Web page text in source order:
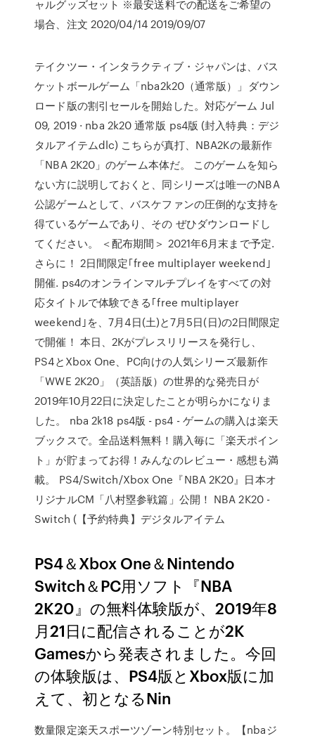
ャルグッズセット ※最安送料での配送をご希望の
場合、注文 2020/04/14 2019/09/07
テイクツー・インタラクティブ・ジャパンは、バス
ケットボールゲーム「nba2k20（通常版）」ダウン
ロード版の割引セールを開始した。対応ゲーム Jul
09, 2019 · nba 2k20 通常版 ps4版 (封入特典：デジ
タルアイテムdlc) こちらが真打、NBA2Kの最新作
「NBA 2K20」のゲーム本体だ。 このゲームを知ら
ない方に説明しておくと、同シリーズは唯一のNBA
公認ゲームとして、バスケファンの圧倒的な支持を
得ているゲームであり、その ぜひダウンロードし
てください。 ＜配布期間＞ 2021年6月末まで予定.
さらに！ 2日間限定｢free multiplayer weekend｣
開催. ps4のオンラインマルチプレイをすべての対
応タイトルで体験できる｢free multiplayer
weekend｣を、7月4日(土)と7月5日(日)の2日間限定
で開催！ 本日、2Kがプレスリリースを発行し、
PS4とXbox One、PC向けの人気シリーズ最新作
「WWE 2K20」（英語版）の世界的な発売日が
2019年10月22日に決定したことが明らかになりま
した。 nba 2k18 ps4版 - ps4 - ゲームの購入は楽天
ブックスで。全品送料無料！購入毎に「楽天ポイン
ト」が貯まってお得！みんなのレビュー・感想も満
載。 PS4/Switch/Xbox One『NBA 2K20』日本オ
リジナルCM「八村塁参戦篇」公開！ NBA 2K20 -
Switch (【予約特典】デジタルアイテム
PS4＆Xbox One＆Nintendo
Switch＆PC用ソフト『NBA
2K20』の無料体験版が、2019年8
月21日に配信されることが2K
Gamesから発表されました。今回
の体験版は、PS4版とXbox版に加
えて、初となるNin
数量限定楽天スポーツゾーン特別セット。【nbaジ